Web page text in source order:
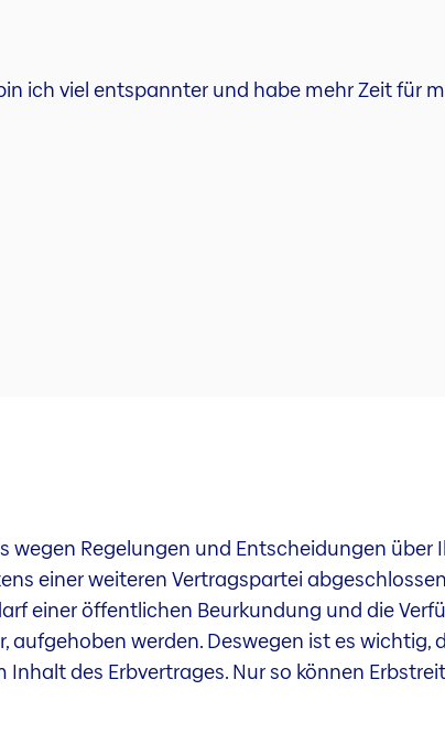
ich viel entspannter und habe mehr Zeit für
wegen Regelungen und Entscheidungen über
einer weiteren Vertragspartei
einer öffentlichen Beurkundung und die
werden. Deswegen ist es wichtig,
des Erbvertrages. Nur so können